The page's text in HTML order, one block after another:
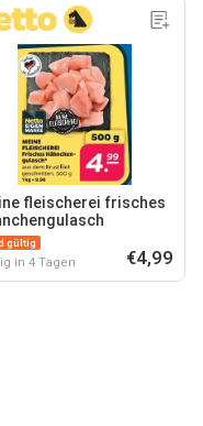
fleischerei frisches
gültig
in 4 Tagen €4,99